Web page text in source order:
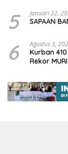
5 Januari 22,
SAPAAN
6 Agustus 3,
Kurban
Rekor MURI